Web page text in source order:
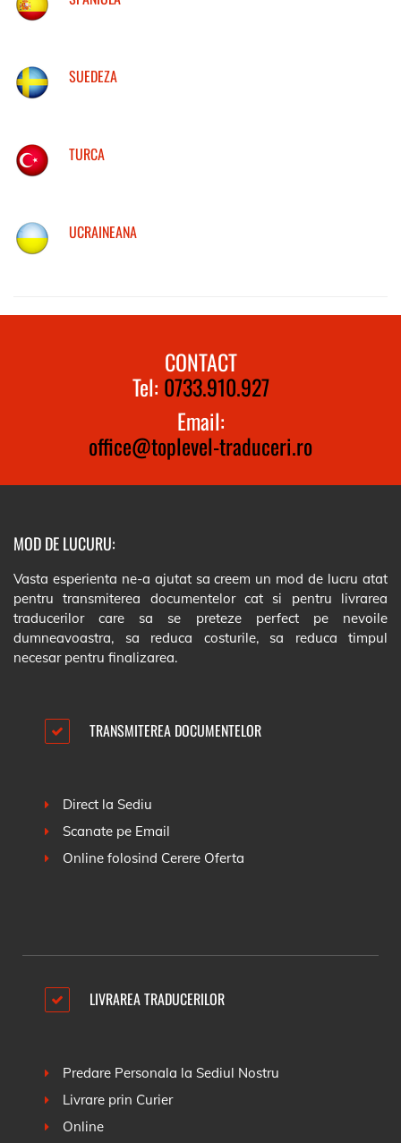
SUEDEZA
TURCA
UCRAINEANA
CONTACT
Tel: 0733.910.927
Email:
office@toplevel-traduceri.ro
MOD DE LUCURU:
Vasta esperienta ne-a ajutat sa creem un mod de lucru atat
pentru transmiterea documentelor cat si pentru livrarea
traducerilor care sa se preteze perfect pe nevoile
dumneavoastra, sa reduca costurile, sa reduca timpul
necesar pentru finalizarea.
TRANSMITEREA DOCUMENTELOR
Direct la Sediu
Scanate pe Email
Online folosind Cerere Oferta
LIVRAREA TRADUCERILOR
Predare Personala la Sediul Nostru
Livrare prin Curier
Online